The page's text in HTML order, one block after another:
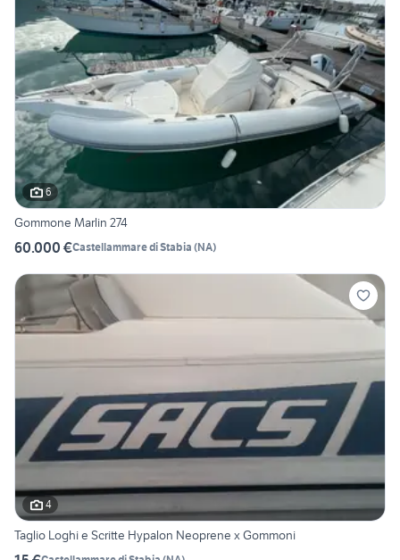
6
Gommone Marlin 274
60.000 €Castellammare di Stabia (NA)
4
Taglio Loghi e Scritte Hypalon Neoprene x Gommoni